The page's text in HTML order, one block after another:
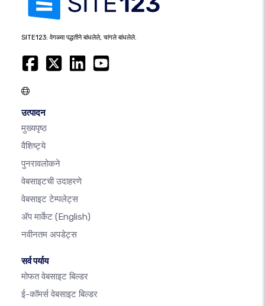
SITE123: वेगळ्या पद्धतीने बांधलेले, चांगले बांधलेले.
उत्पादन
मुख्यपृष्ठ
वैशिष्ट्ये
पुनरावलोकने
वेबसाइटची उदाहरणे
वेबसाइट टेम्पलेट्स
अ‍ॅप मार्केट (English)
नवीनतम अपडेट्स
सर्व पर्याय
मोफत वेबसाइट बिल्डर
ई-कॉमर्स वेबसाइट बिल्डर